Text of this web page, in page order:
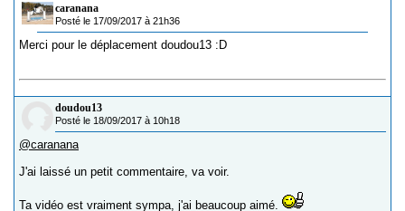
caranana
Posté le 17/09/2017 à 21h36
Merci pour le déplacement doudou13 :D
doudou13
Posté le 18/09/2017 à 10h18
@caranana
J'ai laissé un petit commentaire, va voir.
Ta vidéo est vraiment sympa, j'ai beaucoup aimé.